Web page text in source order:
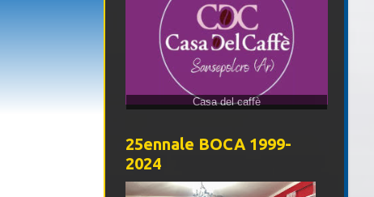
25ennale BOCA 1999-
2024